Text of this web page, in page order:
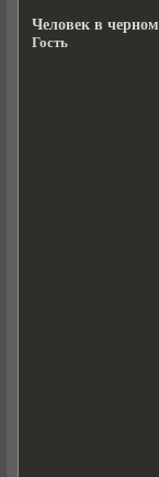
Человек в черном
Гость